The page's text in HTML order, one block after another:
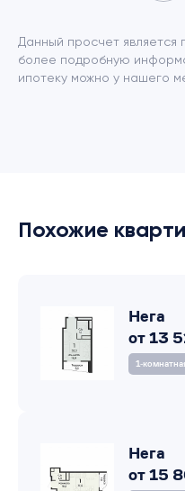
Данный просчет является
более подробную
ипотеку можно у нашего
Похожие
Нега
от 13
Нега
от 15